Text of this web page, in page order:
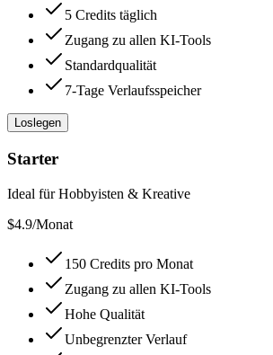
5 Credits täglich
Zugang zu allen KI-Tools
Standardqualität
7-Tage Verlaufsspeicher
Loslegen
Starter
Ideal für Hobbyisten & Kreative
$4.9/Monat
150 Credits pro Monat
Zugang zu allen KI-Tools
Hohe Qualität
Unbegrenzter Verlauf